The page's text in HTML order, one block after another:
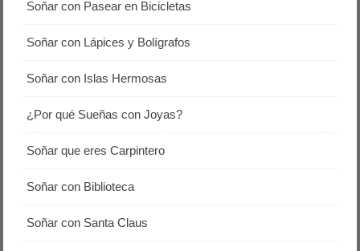
Soñar con Pasear en Bicicletas
Soñar con Lápices y Bolígrafos
Soñar con Islas Hermosas
¿Por qué Sueñas con Joyas?
Soñar que eres Carpintero
Soñar con Biblioteca
Soñar con Santa Claus